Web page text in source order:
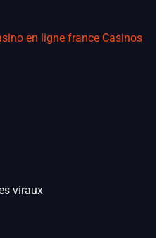
en ligne france Casinos
viraux